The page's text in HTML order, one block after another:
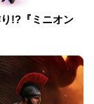
!?『ミニオン